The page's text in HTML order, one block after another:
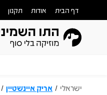
דף הבית אודות תקנון
ישראלי / אריק איינשטיין /